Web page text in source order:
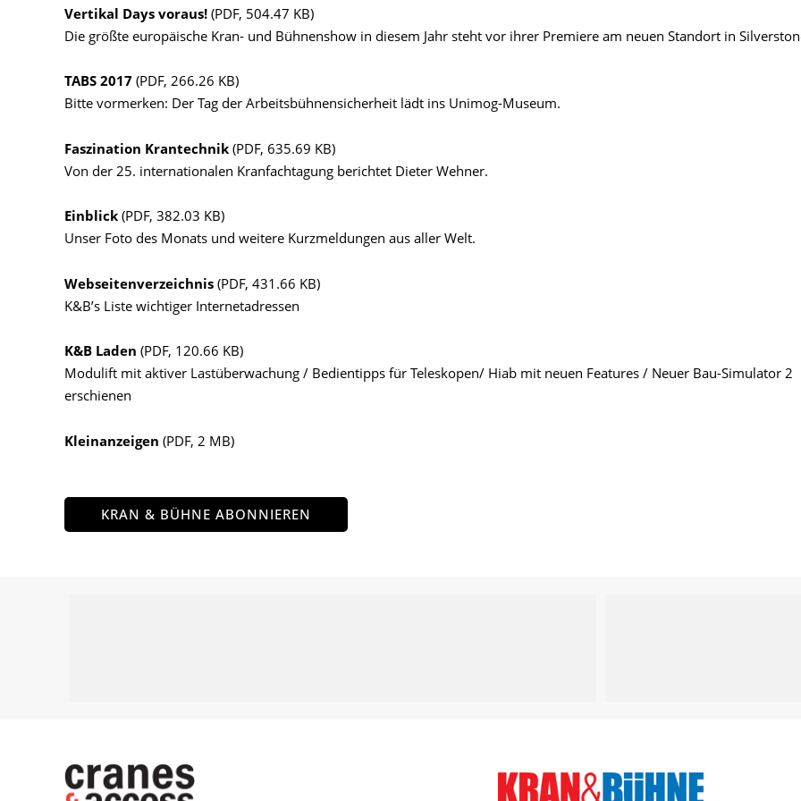
Vertikal Days voraus! (PDF, 504.47 KB)
Die größte europäische Kran- und Bühnenshow in diesem Jahr steht vor ihrer Premiere am neuen Standort in
TABS 2017 (PDF, 266.26 KB)
Bitte vormerken: Der Tag der Arbeitsbühnensicherheit lädt ins Unimog-Museum.
Faszination Krantechnik (PDF, 635.69 KB)
Von der 25. internationalen Kranfachtagung berichtet Dieter Wehner.
Einblick (PDF, 382.03 KB)
Unser Foto des Monats und weitere Kurzmeldungen aus aller Welt.
Webseitenverzeichnis (PDF, 431.66 KB)
K&B’s Liste wichtiger Internetadressen
K&B Laden (PDF, 120.66 KB)
Modulift mit aktiver Lastüberwachung / Bedientipps für Teleskopen/ Hiab mit neuen Features / Neuer Bau-Simulator 2
erschienen
Kleinanzeigen (PDF, 2 MB)
KRAN & BÜHNE ABONNIEREN